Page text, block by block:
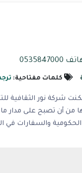
كلمات مفتاحية:
شركة نور الثقافية
من أن تصبح على مدار
والسفارات في